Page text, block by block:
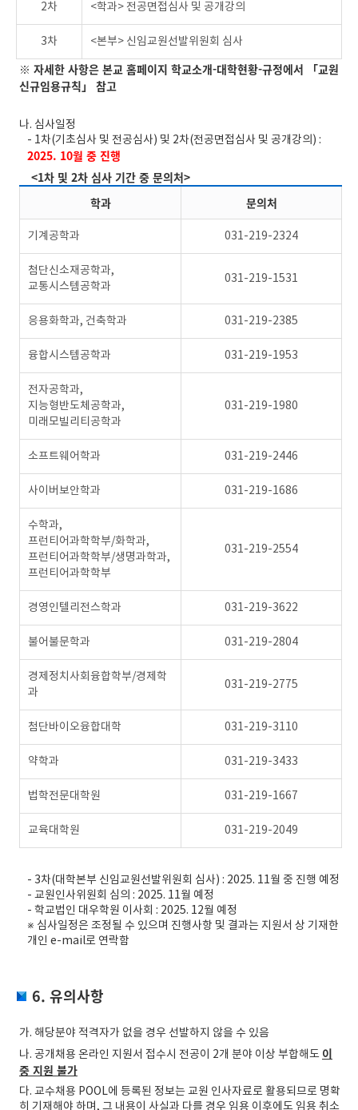
2차 <학과> 전공면접심사 및 공개강의
3차 <본부> 신임교원선발위원회 심사
※ 자세한 사항은 본교 홈페이지 학교소개-대학현황-규정에서 「교원
신규임용규칙」 참고
나. 심사일정
- 1차(기초심사 및 전공심사) 및 2차(전공면접심사 및 공개강의) :
2025. 10월 중 진행
<1차 및 2차 심사 기간 중 문의처>
학과
문의처
기계공학과 031-219-2324
첨단신소재공학과,
교통시스템공학과
031-219-1531
응용화학과, 건축학과 031-219-2385
융합시스템공학과 031-219-1953
전자공학과,
지능형반도체공학과,
미래모빌리티공학과
031-219-1980
소프트웨어학과 031-219-2446
사이버보안학과 031-219-1686
수학과,
프런티어과학학부/화학과,
프런티어과학학부/생명과학과,
프런티어과학학부
031-219-2554
경영인텔리전스학과 031-219-3622
불어불문학과 031-219-2804
경제정치사회융합학부/경제학
과
031-219-2775
첨단바이오융합대학 031-219-3110
약학과 031-219-3433
법학전문대학원 031-219-1667
교육대학원 031-219-2049
- 3차(대학본부 신임교원선발위원회 심사) : 2025. 11월 중 진행 예정
- 교원인사위원회 심의 : 2025. 11월 예정
- 학교법인 대우학원 이사회 : 2025. 12월 예정
※ 심사일정은 조정될 수 있으며 진행사항 및 결과는 지원서 상 기재한
개인 e-mail로 연락함
6. 유의사항
가. 해당분야 적격자가 없을 경우 선발하지 않을 수 있음
나. 공개채용 온라인 지원서 접수시 전공이 2개 분야 이상 부합해도 이
중 지원 불가
다. 교수채용 POOL에 등록된 정보는 교원 인사자료로 활용되므로 명확
히 기재해야 하며, 그 내용이 사실과 다를 경우 임용 이후에도 임용 취소